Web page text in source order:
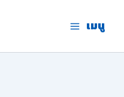
เมนู